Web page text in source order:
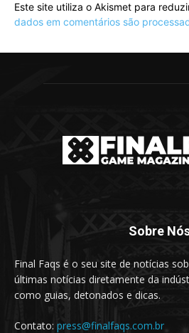
Este site utiliza o Akismet para
dados em comentários são
Sobre
Final Faqs é o seu site de notícias
últimas notícias diretamente da
como guias, detonados e dicas.
Contato: press@finalfaqs.com.br